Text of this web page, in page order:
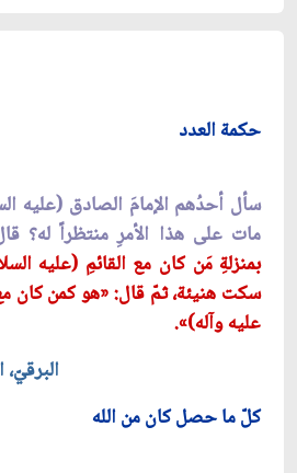
حكمة العدد
سأل أحدُهم الإمامَ الصادق (عليه
مات على هذا الأمرِ منتظراً له؟
بمنزلةِ مَن كان مع القائمِ (عليه
سكت هنيئة، ثمّ قال: «هو كمن كان
عليه وآله)».
البرقيّ،
كلّ ما حصل كان من الله